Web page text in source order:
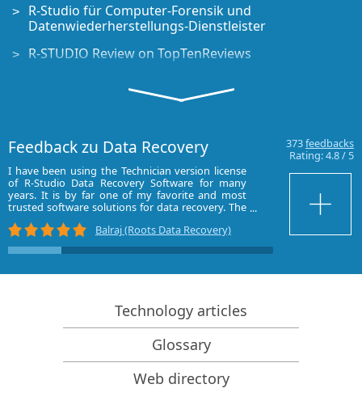
R-Studio für Computer-Forensik und
Datenwiederherstellungs-Dienstleister
R-STUDIO Review on TopTenReviews
Vorab-Einschätzung der Erfolgsaussichten bei
typischen Datenwiederherstellungsfällen
Wiederherstellung überschriebener Daten
Notfall-Dateiwiederherstellung mit R-Studio
Emergency
funktionsfähigen Computer
Dateiwiederherstellung von einem Computer, der
Laufwerke vor der Dateiwiederherstellung klonen
Feedback zu Data Recovery 373feedbacks
Rating:4.8/ 5
I have been using the Technician version license
of R-Studio Data Recovery Software for many
years. It is by far one of my favorite and most
trusted software solutions for data recovery. The
interface is extremely well-designed—everything
is clearly visible in a single screen frame, allowing
quick understanding and efficient workflow. It`s
very user-friendly and powerful at the same time,
Balraj (Roots Data Recovery)
I have used R-
satisfied.Now i
bad heads of
Technology articles
Glossary
Web directory